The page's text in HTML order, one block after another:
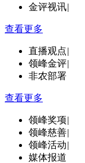
金评视讯|
查看更多
直播观点|
领峰金评|
非农部署
查看更多
领峰奖项|
领峰慈善|
领峰活动|
媒体报道